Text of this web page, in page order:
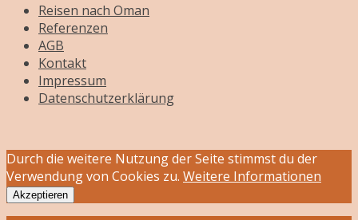
Reisen nach Oman
Referenzen
AGB
Kontakt
Impressum
Datenschutzerklärung
Durch die weitere Nutzung der Seite stimmst du der
Verwendung von Cookies zu. Weitere Informationen
Akzeptieren